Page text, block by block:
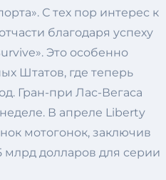
С тех пор интерес к
благодаря успеху
Это особенно
Штатов, где теперь
Гран-при Лас-Вегаса
В апреле Liberty
мотогонок, заключив
млрд долларов для серии